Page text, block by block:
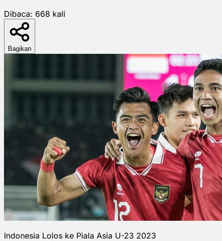
Dibaca: 668 kali
Bagikan
Indonesia Lolos ke Piala Asia U-23 2023